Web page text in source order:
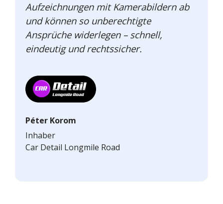
Aufzeichnungen mit Kamerabildern ab
und können so unberechtigte
Ansprüche widerlegen – schnell,
eindeutig und rechtssicher.
Péter Korom
Inhaber
Car Detail Longmile Road